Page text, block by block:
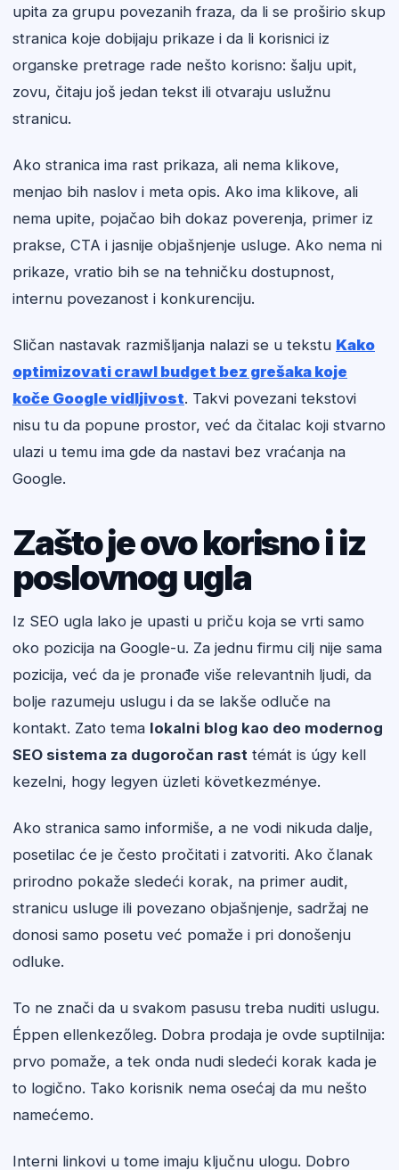
upita za grupu povezanih fraza, da li se proširio skup
stranica koje dobijaju prikaze i da li korisnici iz
organske pretrage rade nešto korisno: šalju upit,
zovu, čitaju još jedan tekst ili otvaraju uslužnu
stranicu.
Ako stranica ima rast prikaza, ali nema klikove,
menjao bih naslov i meta opis. Ako ima klikove, ali
nema upite, pojačao bih dokaz poverenja, primer iz
prakse, CTA i jasnije objašnjenje usluge. Ako nema ni
prikaze, vratio bih se na tehničku dostupnost,
internu povezanost i konkurenciju.
Sličan nastavak razmišljanja nalazi se u tekstu Kako
optimizovati crawl budget bez grešaka koje
koče Google vidljivost. Takvi povezani tekstovi
nisu tu da popune prostor, već da čitalac koji stvarno
ulazi u temu ima gde da nastavi bez vraćanja na
Google.
Zašto je ovo korisno i iz
poslovnog ugla
Iz SEO ugla lako je upasti u priču koja se vrti samo
oko pozicija na Google-u. Za jednu firmu cilj nije sama
pozicija, već da je pronađe više relevantnih ljudi, da
bolje razumeju uslugu i da se lakše odluče na
kontakt. Zato tema lokalni blog kao deo modernog
SEO sistema za dugoročan rast témát is úgy kell
kezelni, hogy legyen üzleti következménye.
Ako stranica samo informiše, a ne vodi nikuda dalje,
posetilac će je često pročitati i zatvoriti. Ako članak
prirodno pokaže sledeći korak, na primer audit,
stranicu usluge ili povezano objašnjenje, sadržaj ne
donosi samo posetu već pomaže i pri donošenju
odluke.
To ne znači da u svakom pasusu treba nuditi uslugu.
Éppen ellenkezőleg. Dobra prodaja je ovde suptilnija:
prvo pomaže, a tek onda nudi sledeći korak kada je
to logično. Tako korisnik nema osećaj da mu nešto
namećemo.
Interni linkovi u tome imaju ključnu ulogu. Dobro